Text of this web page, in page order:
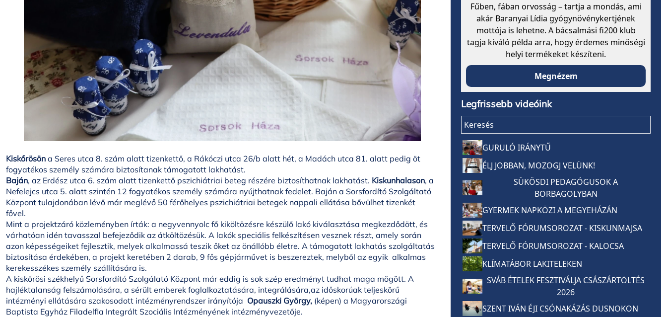
Kiskőrösön a Seres utca 8. szám alatt tizenkettő, a Rákóczi utca 26/b alatt hét, a Madách utca 81. alatt pedig öt
fogyatékos személy számára biztosítanak támogatott lakhatást.
Baján, az Erdész utca 6. szám alatt tizenkettő pszichiátriai beteg részére biztosíthatnak lakhatást. Kiskunhalason, a
Nefelejcs utca 5. alatt szintén 12 fogyatékos személy számára nyújthatnak fedelet. Baján a Sorsfordító Szolgáltató
Központ tulajdonában lévő már meglévő 50 férőhelyes pszichiátriai betegek nappali ellátása bővülhet tizenkét
fővel.
Mint a projektzáró közleményben írták: a negyvennyolc fő kiköltözésre készülő lakó kiválasztása megkezdődött, és
várhatóan idén tavasszal befejeződik az átköltözésük. A lakók speciális felkészítésen vesznek részt, amely során
azon képességeiket fejlesztik, melyek alkalmassá teszik őket az önállóbb életre. A támogatott lakhatás szolgáltatás
biztosítása érdekében, a projekt keretében 2 darab, 9 fős gépjárművet is beszereztek, melyből az egyik alkalmas
kerekesszékes személy szállítására is.
A kiskőrösi székhelyű Sorsfordító Szolgálató Központ már eddig is sok szép eredményt tudhat maga mögött. A
hajléktalanság felszámolására, a sérült emberek foglalkoztatására, integrálására,az időskorúak teljeskörű
intézményi ellátására szakosodott intézményrendszer irányítója Opauszki György, (képen) a Magyarországi
Baptista Egyház Filadelfia Integrált Szociális Intézményének intézményvezetője.
Fűben, fában orvosság – tartja a mondás, ami
akár Baranyai Lídia gyógynövénykertjének
mottója is lehetne. A bácsalmási fi200 klub
tagja kiváló példa arra, hogy érdemes minőségi
helyi termékeket készíteni.
Megnézem
Legfrissebb videóink
Keresés
GURULÓ IRÁNYTŰ
ÉLJ JOBBAN, MOZOGJ VELÜNK!
SÜKÖSDI PEDAGÓGUSOK A
BORBAGOLYBAN
GYERMEK NAPKÖZI A MEGYEHÁZÁN
TERVELŐ FÓRUMSOROZAT - KISKUNMAJSA
TERVELŐ FÓRUMSOROZAT - KALOCSA
KLÍMATÁBOR LAKITELEKEN
SVÁB ÉTELEK FESZTIVÁLJA CSÁSZÁRTÖLTÉS
2026
SZENT IVÁN ÉJI CSÓNAKÁZÁS DUSNOKON